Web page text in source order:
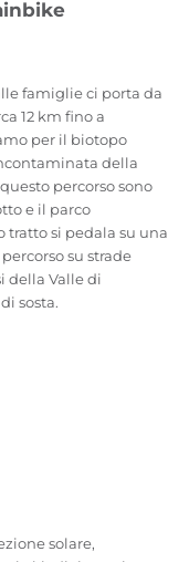
famiglie ci porta da
12 km fino a
per il biotopo
della
percorso sono
e il parco
si pedala su una
su strade
della Valle di
sosta.
solare,